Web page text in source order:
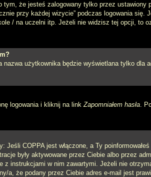
tym, że jesteś zalogowany tylko przez ustawiony
przy każdej wizycie” podczas logowania się.
/ na uczelni itp. Jeżeli nie widzisz tej opcji, to
nazwa użytkownika będzie wyświetlana tylko dla
logowania i kliknij na linkZapomniałem hasła.
COPPA jest włączone, a Ty
były aktywowane przez Ciebie albo przez
instrukcjami w nim zawartymi. Jeżeli nie
a, że podany przez Ciebie adres e-mail jest